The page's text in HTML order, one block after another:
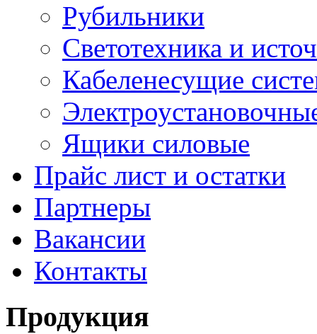
Рубильники
Светотехника и
Кабеленесущие
Ящики силовые
Прайс лист и остатки
Партнеры
Вакансии
Контакты
Продукция